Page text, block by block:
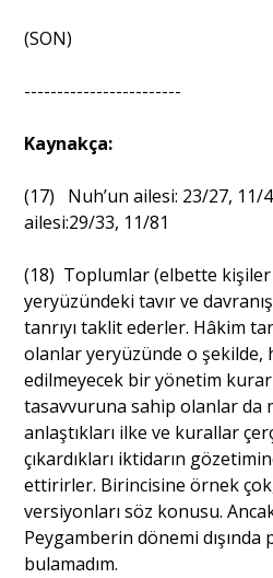
(SON)
------------------------
Kaynakça:
(17) Nuh’un ailesi: 23/27, 11/
ailesi:29/33, 11/81
(18) Toplumlar (elbette
yeryüzündeki tavır ve
tanrıyı taklit ederler. Hâkim
olanlar yeryüzünde o şekilde,
edilmeyecek bir yönetim
tasavvuruna sahip olanlar da
anlaştıkları ilke ve kurallar
çıkardıkları iktidarın
ettirirler. Birincisine örnek
versiyonları söz konusu.
Peygamberin dönemi
bulamadım.